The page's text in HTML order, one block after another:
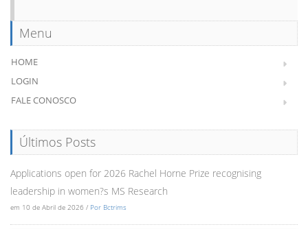
Menu
HOME
LOGIN
FALE CONOSCO
Últimos Posts
Applications open for 2026 Rachel Horne Prize recognising
leadership in women?s MS Research
em 10 de Abril de 2026 / Por Bctrims